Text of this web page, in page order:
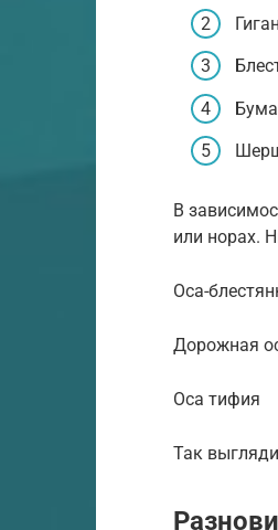
В
или норах.
Оса-
Дорожная
Оса тифия
Так